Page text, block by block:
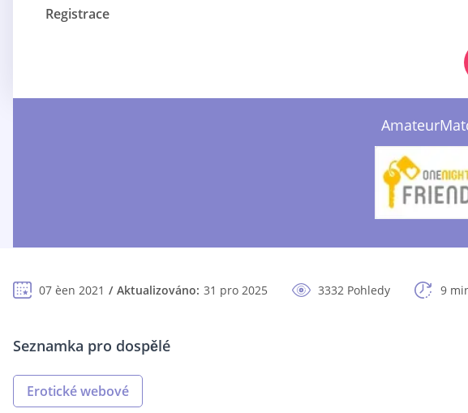
Registrace
07 èen 2021 Aktualizováno: 31 pro 2025 3332 Pohledy 9
Seznamka pro dospělé
Erotické webové